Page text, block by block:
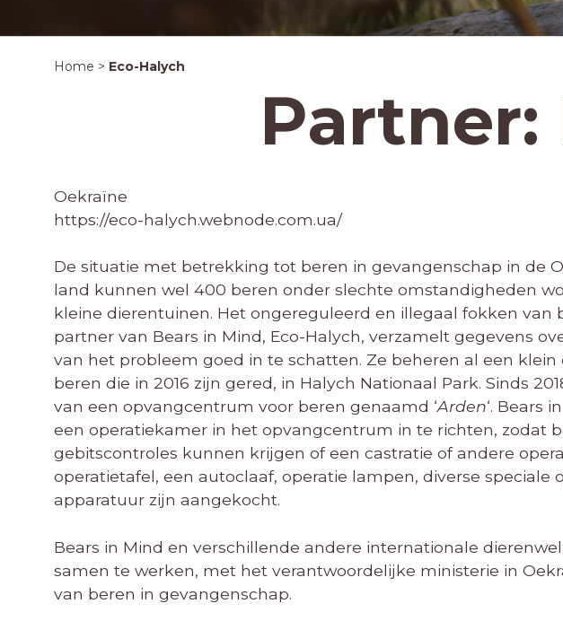
Home > Eco-Halych
Partner:
Oekraïne
https://eco-halych.webnode.com.ua/
De situatie met betrekking tot beren in gevangenschap in de
land kunnen wel 400 beren onder slechte omstandigheden
kleine dierentuinen. Het ongereguleerd en illegaal fokken van
partner van Bears in Mind, Eco-Halych, verzamelt gegevens
van het probleem goed in te schatten. Ze beheren al een
beren die in 2016 zijn gered, in Halych Nationaal Park. Sinds
van een opvangcentrum voor beren genaamd ‘Arden‘. Bears
een operatiekamer in het opvangcentrum in te richten, zodat
gebitscontroles kunnen krijgen of een castratie of andere
operatietafel, een autoclaaf, operatie lampen, diverse
apparatuur zijn aangekocht.
Bears in Mind en verschillende andere internationale
samen te werken, met het verantwoordelijke ministerie in
van beren in gevangenschap.